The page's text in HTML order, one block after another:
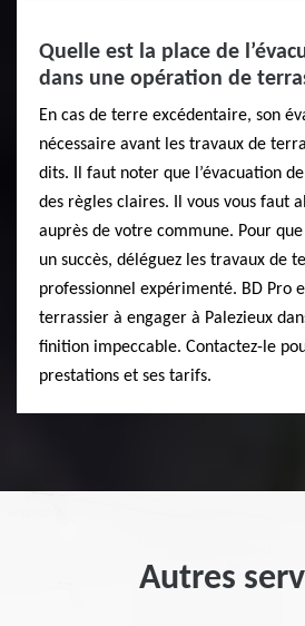
Quelle est la place de
dans une opération de
En cas de terre excédentaire, son
nécessaire avant les travaux de
dits. Il faut noter que l’évacuation
des règles claires. Il vous vous faut
auprès de votre commune. Pour
un succès, déléguez les travaux de
professionnel expérimenté. BD Pro
terrassier à engager à Palezieux
finition impeccable. Contactez-le
prestations et ses tarifs.
Autres